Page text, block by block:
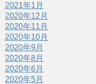
2021年1月
2020年12月
2020年11月
2020年10月
2020年9月
2020年8月
2020年6月
2020年5月